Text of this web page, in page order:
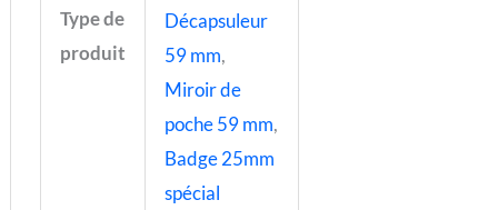
Type de
produit
Décapsuleur
59 mm,
Miroir de
poche 59 mm,
Badge 25mm
spécial